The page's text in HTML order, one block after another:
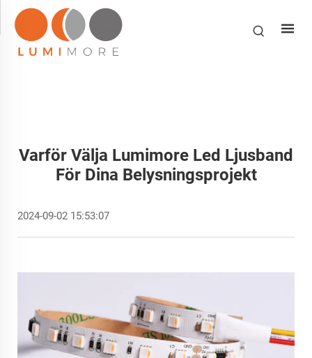
Varför Välja Lumimore Led Ljusband
För Dina Belysningsprojekt
2024-09-02 15:53:07